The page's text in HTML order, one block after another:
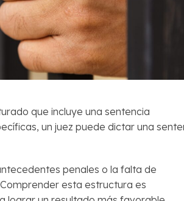
que incluye una sentencia
un juez puede dictar una
penales o la falta de
esta estructura es